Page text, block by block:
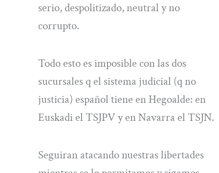
serio, despolitizado, neutral y no
corrupto.
Todo esto es imposible con las dos
sucursales q el sistema judicial (q no
justicia) español tiene en Hegoalde: en
Euskadi el TSJPV y en Navarra el TSJN.
Seguiran atacando nuestras libertades